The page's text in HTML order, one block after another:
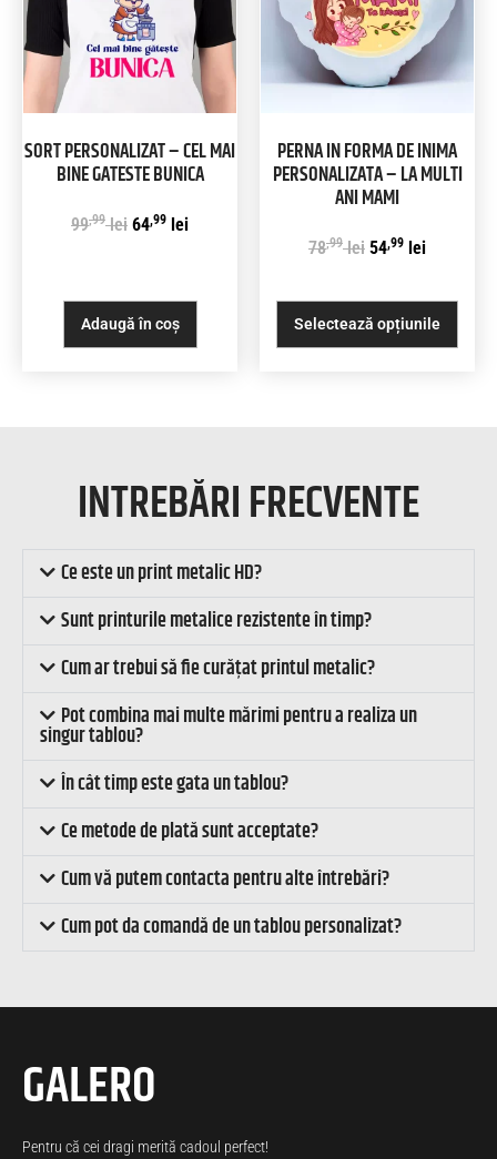
SORT PERSONALIZAT – CEL MAI
BINE GATESTE BUNICA
99,99 lei 64 ,99 lei
Adaugă în coș
PERNA IN FORMA DE INIMA
PERSONALIZATA – LA MULTI
ANI MAMI
78,99 lei 54 ,99 lei
Selectează opțiunile
INTREBĂRI FRECVENTE
Ce este un print metalic HD?
Sunt printurile metalice rezistente în timp?
Cum ar trebui să fie curățat printul metalic?
Pot combina mai multe mărimi pentru a realiza un
singur tablou?
În cât timp este gata un tablou?
Ce metode de plată sunt acceptate?
Cum vă putem contacta pentru alte întrebări?
Cum pot da comandă de un tablou personalizat?
GALERO
Pentru că cei dragi merită cadoul perfect!